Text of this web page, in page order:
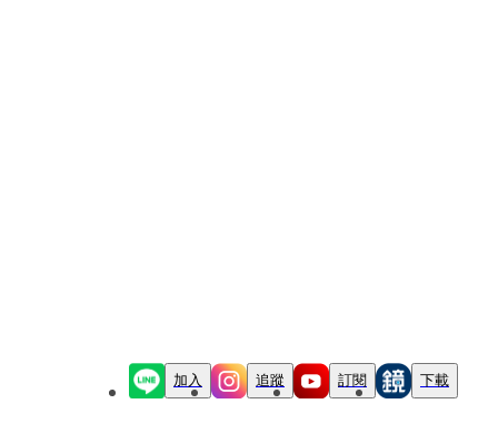
加入 追蹤 訂閱 下載